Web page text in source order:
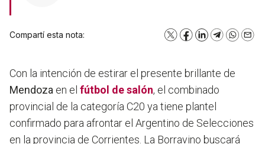
Compartí esta nota: X Facebook
LinkedInTelegram
Con la intención de estirar el presente brillante de
Mendoza en el fútbol de salón, el combinado
provincial de la categoría C20 ya tiene plantel
confirmado para afrontar el Argentino de Selecciones
en la provincia de Corrientes. La Borravino buscará